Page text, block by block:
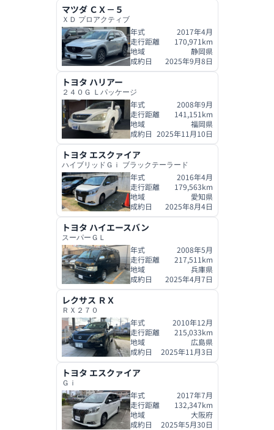
マツダ ＣＸ－５
ＸＤ プロアクティブ
年式
2017年4月
走行距離
170,971 km
地域
静岡県
成約日
2025年9月8日
トヨタ ハリアー
２４０Ｇ Ｌパッケージ
年式
2008年9月
走行距離
141,151 km
地域
福岡県
成約日 2025年11月10日
トヨタ エスクァイア
ハイブリッドＧｉ ブラックテーラード
年式
2016年4月
走行距離
179,563km
地域
愛知県
成約日
2025年8月4日
トヨタ ハイエースバン
スーパーＧＬ
年式
2008年5月
走行距離
217,511 km
地域
兵庫県
成約日
2025年4月7日
レクサス ＲＸ
ＲＸ２７０
年式
2010年12月
走行距離
215,033km
地域
広島県
成約日
2025年11月3日
トヨタ エスクァイア
Ｇｉ
年式
2017年7月
走行距離
132,347km
地域
大阪府
成約日
2025年5月30日